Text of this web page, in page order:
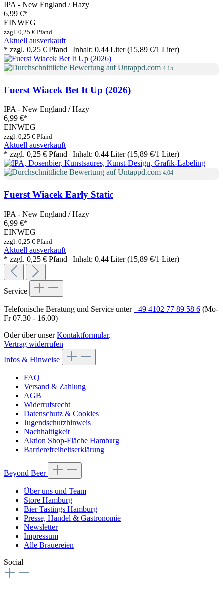
IPA - New England / Hazy
6,99 €*
EINWEG
zzgl. 0,25 € Pfand
Aktuell ausverkauft
* zzgl. 0,25 € Pfand | Inhalt: 0.44 Liter (15,89 €/1 Liter)
4.15
Fuerst Wiacek Bet It Up (2026)
IPA - New England / Hazy
6,99 €*
EINWEG
zzgl. 0,25 € Pfand
Aktuell ausverkauft
* zzgl. 0,25 € Pfand | Inhalt: 0.44 Liter (15,89 €/1 Liter)
4.04
Fuerst Wiacek Early Static
IPA - New England / Hazy
6,99 €*
EINWEG
zzgl. 0,25 € Pfand
Aktuell ausverkauft
* zzgl. 0,25 € Pfand | Inhalt: 0.44 Liter (15,89 €/1 Liter)
Service
Telefonische Beratung und Service unter+49 4102 77 89 58 6 (Mo-
Fr 07.30 - 16.00)
Oder über unserKontaktformular.
Vertrag widerrufen
Infos & Hinweise
FAQ
Versand & Zahlung
AGB
Widerrufsrecht
Datenschutz & Cookies
Jugendschutzhinweis
Nachhaltigkeit
Aktion Shop-Fläche Hamburg
Barrierefreiheitserklärung
Beyond Beer
Über uns und Team
Store Hamburg
Bier Tastings Hamburg
Presse, Handel & Gastronomie
Newsletter
Impressum
Alle Brauereien
Social